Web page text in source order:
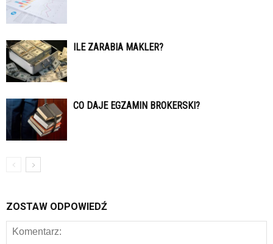
ILE ZARABIA MAKLER?
CO DAJE EGZAMIN BROKERSKI?
ZOSTAW ODPOWIEDŹ